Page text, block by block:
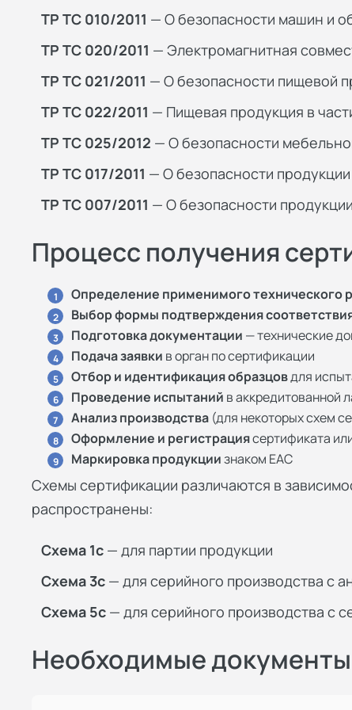
ТР ТС 010/2011 — О безопасности машин и
ТР ТС 020/2011 — Электромагнитная
ТР ТС 021/2011 — О безопасности пищевой
ТР ТС 022/2011 — Пищевая продукция в
ТР ТС 025/2012 — О безопасности
ТР ТС 017/2011 — О безопасности
ТР ТС 007/2011 — О безопасности
Процесс получения
1 Определение применимого технического
2 Выбор формы подтверждения
3 Подготовка документации — технические
4 Подача заявки в орган по сертификации
5 Отбор и идентификация образцовдля
6 Проведение испытаний в аккредитованной
7 Анализ производства (для некоторых схем
8 Оформление и регистрациясертификата
9 Маркировка продукциизнаком ЕАС
Схемы сертификации различаются в
распространены:
Схема 1с — для партии продукции
Схема 3с — для серийного производства с
Схема 5с — для серийного производства с
Необходимые документы